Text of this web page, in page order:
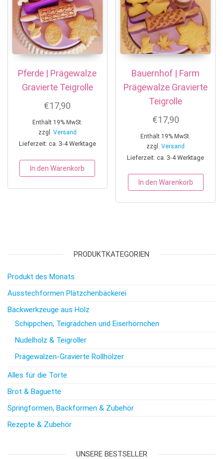
Pferde | Prägewalze
Gravierte Teigrolle
€17,90
Enthält 19% MwSt.
zzgl. Versand
Lieferzeit: ca. 3-4 Werktage
In den Warenkorb
Bauernhof | Farm
Prägewalze Gravierte
Teigrolle
€17,90
Enthält 19% MwSt.
zzgl.Versand
Lieferzeit: ca. 3-4 Werktage
In den Warenkorb
PRODUKTKATEGORIEN
Produkt des Monats
Ausstechformen Plätzchenbäckerei
Backwerkzeuge aus Holz
Schippchen, Teigrädchen und Eiserhörnchen
Nudelholz & Teigroller
Prägewalzen-Gravierte Rollhölzer
Alles für die Torte
Brot & Baguette
Springformen, Backformen & Zubehör
Rezepte & Zubehör
UNSERE BESTSELLER